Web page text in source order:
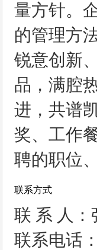
量方针。
的管理方
锐意创新
品，满腔
进，共谱
奖、工作
聘的职位
联系方式
联 系 人：
联系电话